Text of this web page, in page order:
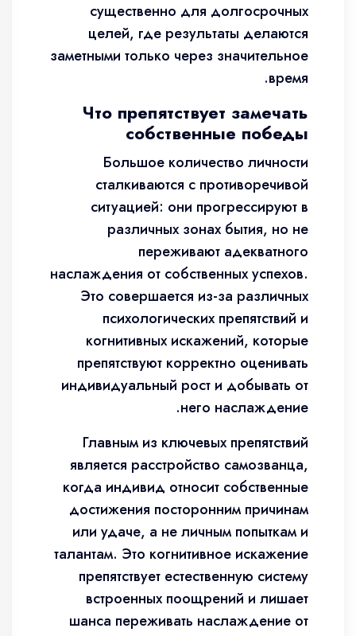
существенно для долгосрочных
целей, где результаты делаются
заметными только через значительное
время.
Что препятствует замечать
собственные победы
Большое количество личности
сталкиваются с противоречивой
ситуацией: они прогрессируют в
различных зонах бытия, но не
переживают адекватного
наслаждения от собственных успехов.
Это совершается из-за различных
психологических препятствий и
когнитивных искажений, которые
препятствуют корректно оценивать
индивидуальный рост и добывать от
него наслаждение.
Главным из ключевых препятствий
является расстройство самозванца,
когда индивид относит собственные
достижения посторонним причинам
или удаче, а не личным попыткам и
талантам. Это когнитивное искажение
препятствует естественную систему
встроенных поощрений и лишает
шанса переживать наслаждение от